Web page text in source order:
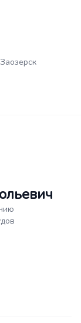
Заозерск